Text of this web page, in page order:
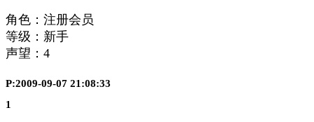
角色：注册会员
等级：新手
声望： 4
P:2009-09-07 21:08:33
1